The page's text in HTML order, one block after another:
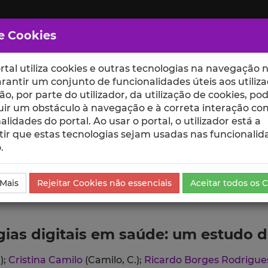
ESCOLAS UNIDADES
Comunicação
digitais em saúde: um estudo
Cristina Camilo (Camilo, C.); Ricardo Borges
Cookies
utiliza cookies e outras tecnologias na navegação
um conjunto de funcionalidades úteis aos
por parte do utilizador, da utilização de cookies,
um obstáculo à navegação e à correta interação
do portal. Ao usar o portal, o utilizador está a
que estas tecnologias sejam usadas nas
Rejeitar Cookies não essenciais Aceitar todos os